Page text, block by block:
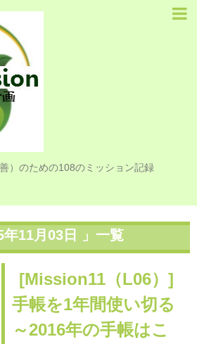
）のための108のミッション記録
年11月03日 」一覧
[Mission11（L06）]
手帳を1年間使い切る
～2016年の手帳はこ